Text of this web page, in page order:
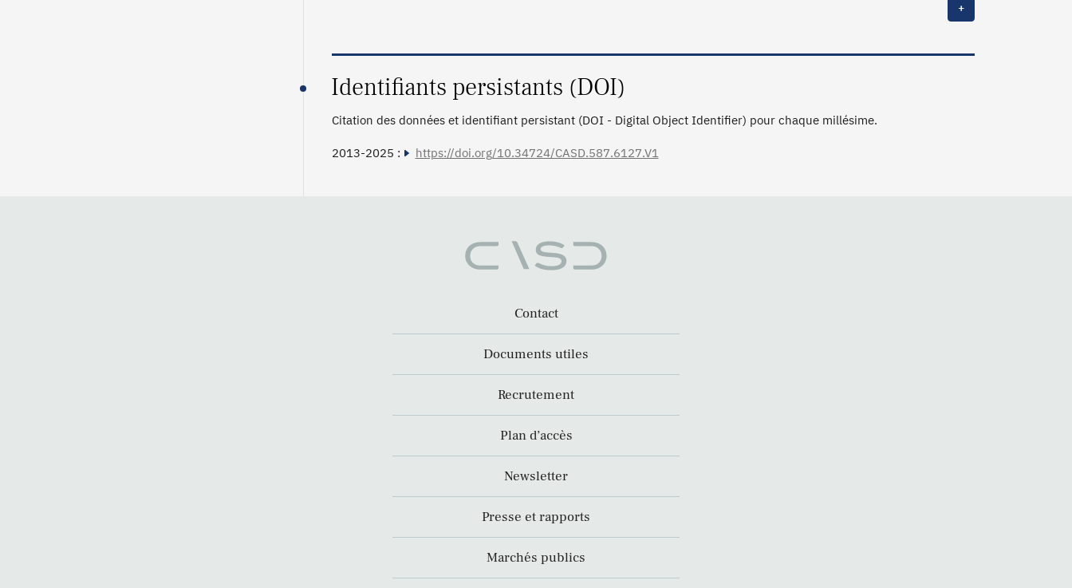
+
Identifiants persistants (DOI)
Citation des données et identifiant persistant (DOI - Digital Object Identifier) pour chaque millésime.
2013-2025 : https://doi.org/10.34724/CASD.587.6127.V1
Contact
Documents utiles
Recrutement
Plan d’accès
Newsletter
Presse et rapports
Marchés publics